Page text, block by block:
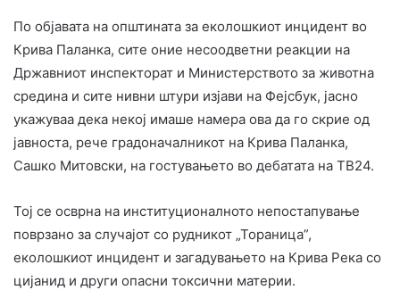
По објавата на општината за еколошкиот инцидент во
Крива Паланка, сите оние несоодветни реакции на
Државниот инспекторат и Министерството за животна
средина и сите нивни штури изјави на Фејсбук, јасно
укажуваа дека некој имаше намера ова да го скрие од
јавноста, рече градоначалникот на Крива Паланка,
Сашко Митовски, на гостувањето во дебатата на ТВ24.
Тој се осврна на институционалното непостапување
поврзано за случајот со рудникот „Тораница”,
еколошкиот инцидент и загадувањето на Крива Река со
цијанид и други опасни токсични материи.